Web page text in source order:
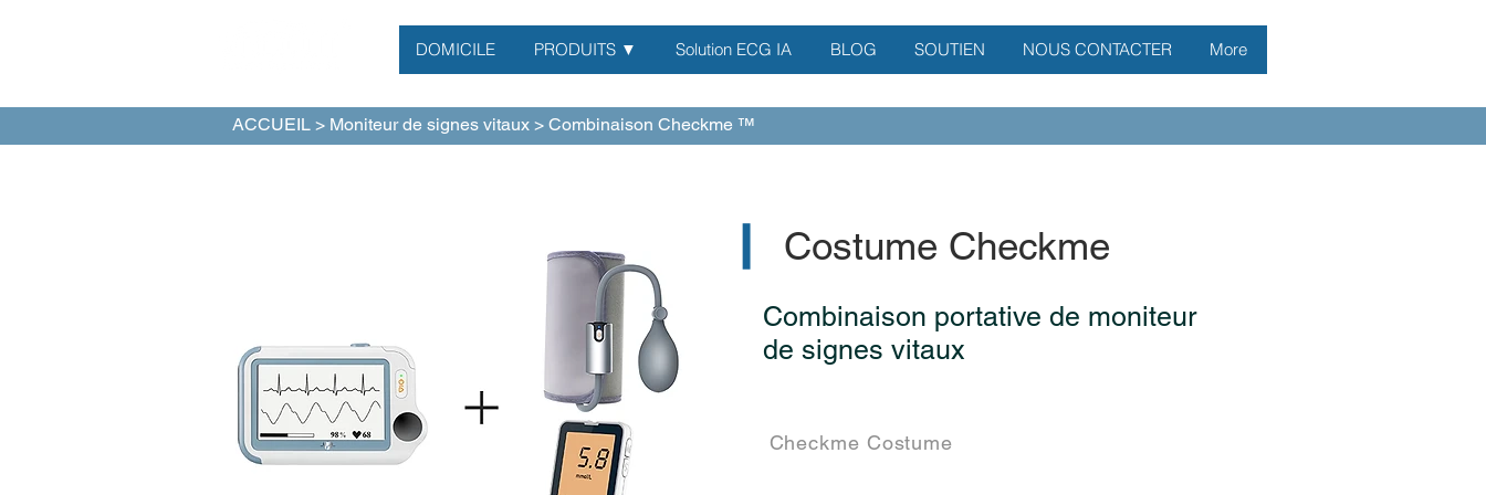
DOMICILE PRODUITS ▼ Solution ECG IA BLOG SOUTIEN NOUS CONTACTER More
ACCUEIL > Moniteur de signes vitaux > Combinaison Checkme ™
Costume Checkme
Combinaison portative de moniteur
de signes vitaux
Checkme Costume